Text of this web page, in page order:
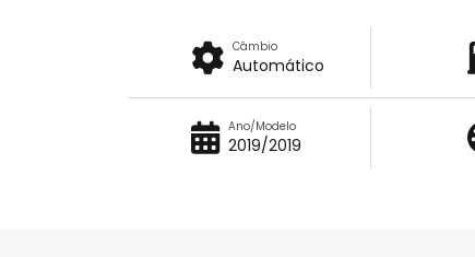
Câmbio
Automático
Ano/Modelo
2019/2019